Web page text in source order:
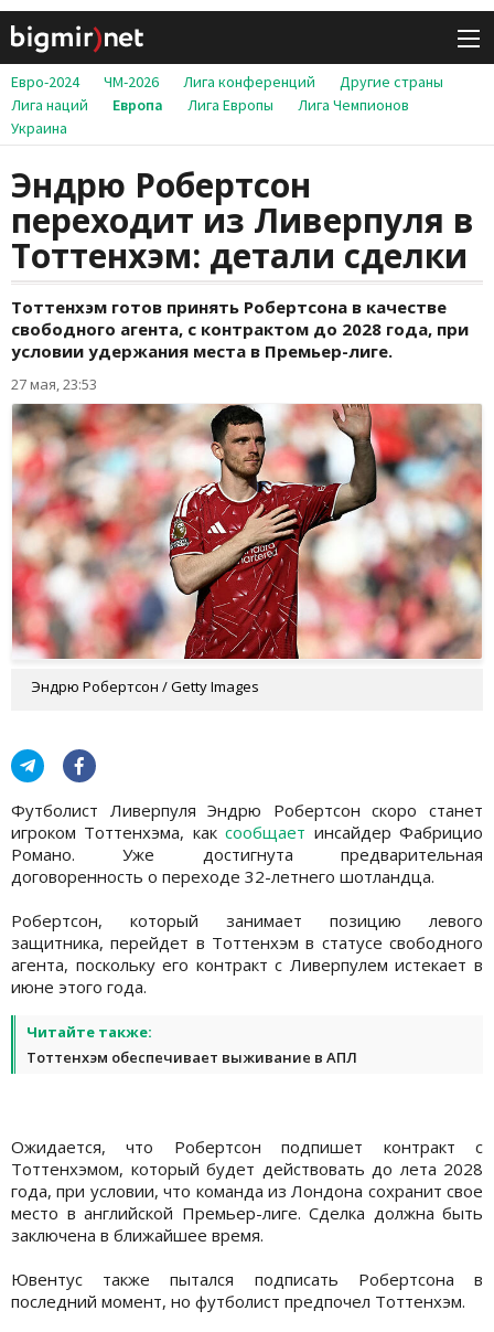
Евро-2024 ЧМ-2026 Лига конференций
Другие страны
Лига наций
Европа Лига Европы
Лига Чемпионов
Украина
Эндрю Робертсон
переходит из Ливерпуля в
Тоттенхэм: детали сделки
Тоттенхэм готов принять Робертсона в качестве
свободного агента, с контрактом до 2028 года, при
условии удержания места в Премьер-лиге.
27 мая, 23:53
Эндрю Робертсон / Getty Images
Футболист Ливерпуля Эндрю Робертсон скоро станет
игроком Тоттенхэма, каксообщает инсайдер Фабрицио
Романо. Уже достигнута предварительная
договоренность о переходе 32-летнего шотландца.
Робертсон, который занимает позицию левого
защитника, перейдет в Тоттенхэм в статусе свободного
агента, поскольку его контракт с Ливерпулем истекает в
июне этого года.
Читайте также:
Тоттенхэм обеспечивает выживание в АПЛ
Ожидается, что Робертсон подпишет контракт с
Тоттенхэмом, который будет действовать до лета 2028
года, при условии, что команда из Лондона сохранит свое
место в английской Премьер-лиге. Сделка должна быть
заключена в ближайшее время.
Ювентус также пытался подписать Робертсона в
последний момент, но футболист предпочел Тоттенхэм.